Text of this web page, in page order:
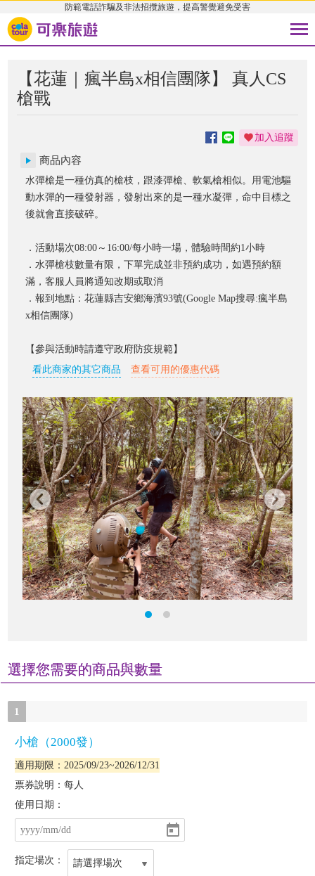
防範電話詐騙及非法招攬旅遊，提高警覺避免受害
【花蓮｜瘋半島x相信團隊】 真人CS
槍戰
加入追蹤
商品內容
水彈槍是一種仿真的槍枝，跟漆彈槍、軟氣槍相似。用電池驅
動水彈的一種發射器，發射出來的是一種水凝彈，命中目標之
後就會直接破碎。
．活動場次08:00～16:00/每小時一場，體驗時間約1小時
．水彈槍枝數量有限，下單完成並非預約成功，如遇預約額
滿，客服人員將通知改期或取消
．報到地點：花蓮縣吉安鄉海濱93號(Google Map搜尋:瘋半島
x相信團隊)
【參與活動時請遵守政府防疫規範】
看此商家的其它商品
查看可用的優惠代碼
選擇您需要的商品與數量
1
小槍（2000發）
適用期限：2025/09/23~2026/12/31
票券說明：每人
使用日期：
指定場次： 請選擇場次